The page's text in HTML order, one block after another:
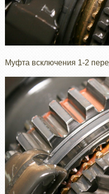
Муфта всключения 1-2